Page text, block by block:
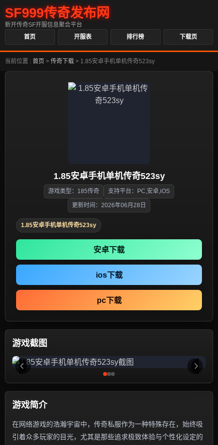
SF999传奇发布网
新开传奇SF开服信息聚合平台
首页
开服表 排行榜 下载页
当前位置 : 首页 > 传奇下载 > 1.85安卓手机单机传奇523sy
1.85安卓手机单机传奇523sy
游戏类型：185传奇 支持平台：PC,安卓,iOS
更新时间：2026年06月28日
1.85安卓手机单机传奇523sy
安卓下载
ios下载
pc下载
游戏截图
游戏简介
在网络游戏的浩瀚宇宙中，传奇私服作为一种特殊存在，始终吸
引着众多玩家的目光，尤其是那些追求极致体验与个性化设定的